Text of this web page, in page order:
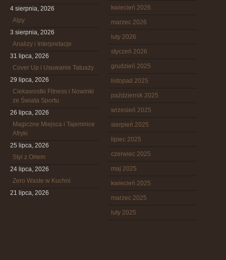
4 sierpnia, 2026
Alpy
3 sierpnia, 2026
Analizy i Interpretacje
31 lipca, 2026
Cover Up i Usuwanie Tatuaży
29 lipca, 2026
Ciekawostki Fitness i Nowinki
ze Świata Sportu
26 lipca, 2026
Magiczne Miejsca i Tajemnice
Afryki
25 lipca, 2026
Styl z Orłem
24 lipca, 2026
Zero Waste w Kuchni
21 lipca, 2026
kwiecień 2026
marzec 2026
luty 2026
styczeń 2026
grudzień 2025
listopad 2025
październik 2025
wrzesień 2025
sierpień 2025
lipiec 2025
czerwiec 2025
maj 2025
kwiecień 2025
marzec 2025
luty 2025